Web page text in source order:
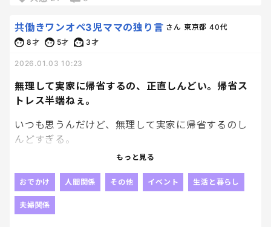
たまにどう接していいのか分からない。
もうこれは、私がコミュ障だからと思うしかないの
か。
モヤモヤするから殴り書き。
「やってみたいかも」って。即答じゃないけど、わり
と前向き。
私自身も親元を離れる経験、集団生活、失敗を含め
たような体験みたいなものって大切だな～って、何と
でもやっぱり高い（笑）。
本当に成長するんかな？良かった変化だけじゃなく
て逆に荒れてしまったとか、高いお金を払う価値が
正直、いろいろ気になってます。
サマーキャンプや合宿など、親元を離れるプログラ
無理して実家に帰省するの、正直しんどい。帰省ス
トレス半端ねぇ。
共働きワンオペ3児ママの独り言 さん 東京都 40代
8才
5才 3才
2026.01.03 10:23
いつも思うんだけど、無理して実家に帰省するのし
んどすぎる。
「周りも帰っているからうちも・・・」みたいなノ
リだと地獄見る人もいると思うんだよね。
もっと見る
おでかけ 人間関係 その他 イベント 生活と暮らし
夫婦関係